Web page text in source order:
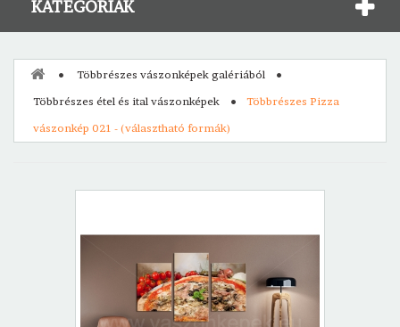
KATEGÓRIÁK
Többrészes vászonképek galériából
Többrészes étel és ital vászonképek
Többrészes Pizza
vászonkép 021 - (választható formák)